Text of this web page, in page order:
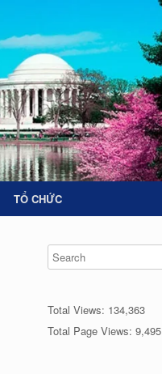
TỔ CHỨC
Total Views: 134,363
Total Page Views:9,495